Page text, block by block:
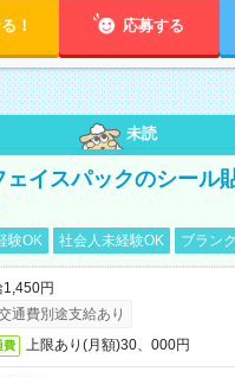
！ 応募する
未読
ェイスパックのシール
験OK 社会人未経験OK ブラン
1,450円
通費別途支給あり
費 上限あり(月額)30、000円